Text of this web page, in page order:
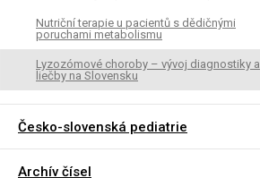
Nutriční terapie u pacientů s dědičnými
poruchami metabolismu
Lyzozómové choroby – vývoj diagnostiky a
liečby na Slovensku
Česko-slovenská pediatrie
Archív čísel